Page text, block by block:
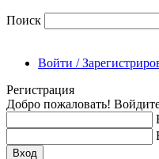
Поиск
Войти /
Регистрация
Добро пожаловать!